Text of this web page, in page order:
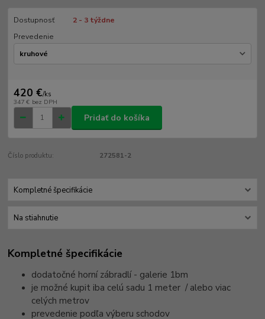
Dostupnosť
2 - 3 týždne
Prevedenie
420 €/ks
347 € bez DPH
Pridať do košíka
Číslo produktu: 272581-2
Kompletné špecifikácie
Na stiahnutie
Kompletné špecifikácie
dodatočné horní zábradlí - galerie 1bm
je možné kupit iba celú sadu 1 meter / alebo viac
celých metrov
prevedenie podľa výberu schodov